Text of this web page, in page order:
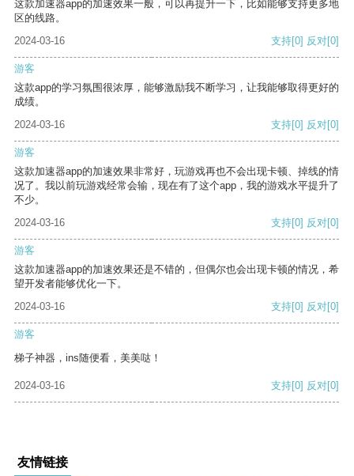
这款加速器app的加速效果一般，可以再提升一下，比如能够支持更多地
区的线路。
2024-03-16
支持[0] 反对[0]
游客
这款app的学习氛围很浓厚，能够激励我不断学习，让我能够取得更好的
成绩。
2024-03-16
支持[0] 反对[0]
游客
这款加速器app的加速效果非常好，玩游戏再也不会出现卡顿、掉线的情
况了。我以前玩游戏经常会输，现在有了这个app，我的游戏水平提升了
不少。
2024-03-16
支持[0] 反对[0]
游客
这款加速器app的加速效果还是不错的，但偶尔也会出现卡顿的情况，希
望开发者能够优化一下。
2024-03-16
支持[0] 反对[0]
游客
梯子神器，ins随便看，美美哒！
2024-03-16 支持[0] 反对[0]
友情链接